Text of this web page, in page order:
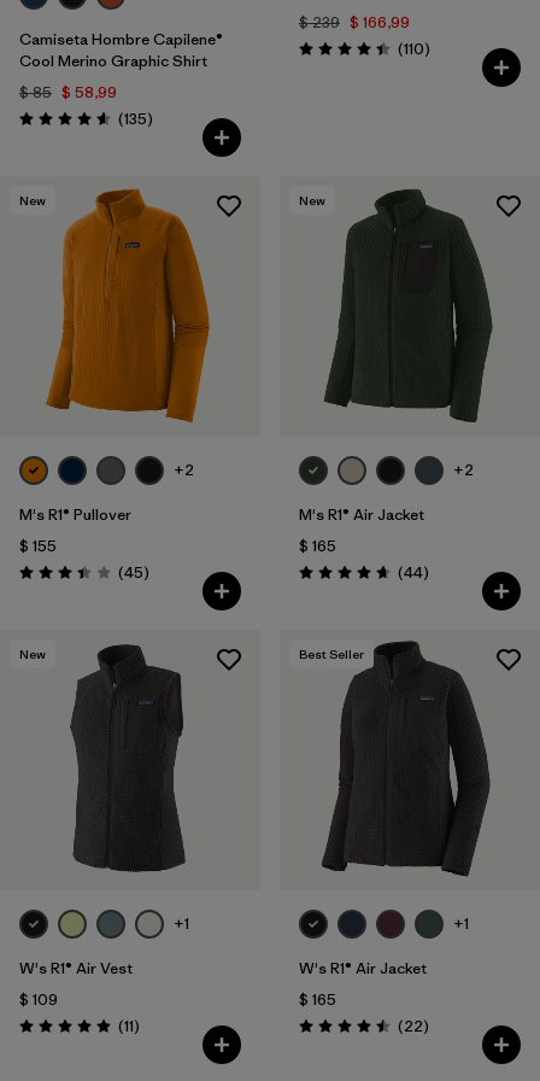
Camiseta Hombre Capilene®
Cool Merino Graphic Shirt
$ 85 $ 58,99
Valoración: 4.6 / 5
(135Comentarios
)
$ 239 $ 166,99
Valoración: 4.4 / 5
(110Comentarios
)
New
+2
M's R1® Pullover
$ 155
Valoración: 3.4 / 5
(45Comentarios
)
New
+2
M's R1® Air Jacket
$ 165
Valoración: 4.7 / 5
(44Comentarios
)
New
+1
W's R1® Air Vest
$ 109
Valoración: 4.9 / 5
(11Comentarios
)
Best Seller
+1
W's R1® Air Jacket
$ 165
Valoración: 4.5 / 5
(22Comentarios
)